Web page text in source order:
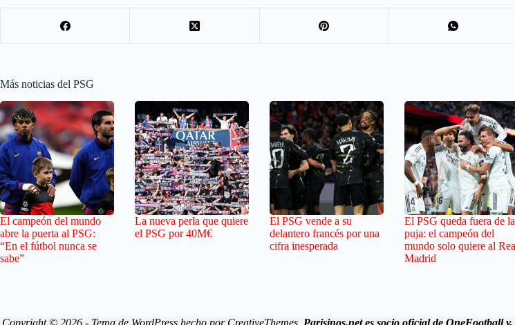
Más noticias del PSG
El campeón del mundo
abre la puerta al PSG:
“En el fútbol nunca se
sabe”
La nueva perla que quiere
el PSG por 40M€
El PSG vende a su
delantero francés por una
cifra inesperada
El PSG queda fuera de la
puja: el campeón del
mundo solo quiere al
Madrid
Copyright © 2026 - Tema de WordPress hecho por CreativeThemes. Parisinos.net es socio oficial de OneFootball